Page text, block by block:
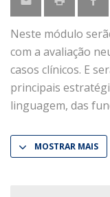
Neste módulo
com a avaliação
casos clínicos. E
principais
linguagem, das
MOSTRAR MAIS